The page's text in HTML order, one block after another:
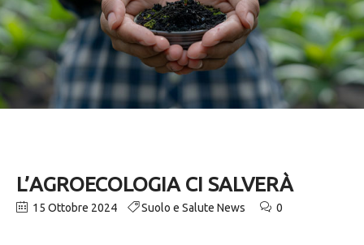
L’AGROECOLOGIA CI SALVERÀ
15 Ottobre 2024 Suolo e Salute News 0